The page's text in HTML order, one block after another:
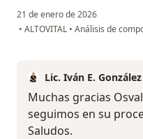
21 de enero de 2026
• ALTOVITAL • Análisis de
Lic. Iván E. González
Muchas gracias
seguimos en su
Saludos.